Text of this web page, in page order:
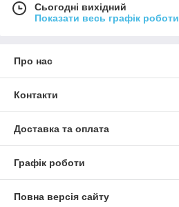
Сьогодні вихідний
Показати весь графік роботи
Про нас
Контакти
Доставка та оплата
Графік роботи
Повна версія сайту